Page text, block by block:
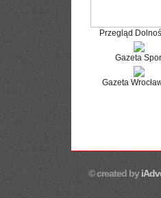
Przegląd
Gazeta
Gazeta
© created by